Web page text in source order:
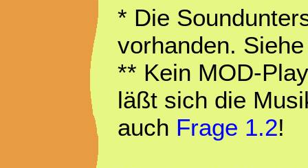
* Die
vorhanden.
** Kein MOD-
läßt sich die
auch Frage 1.2!